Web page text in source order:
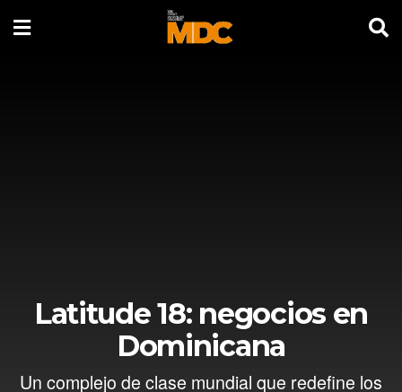
Latitude 18: negocios en
Dominicana
Un complejo de clase mundial que redefine los